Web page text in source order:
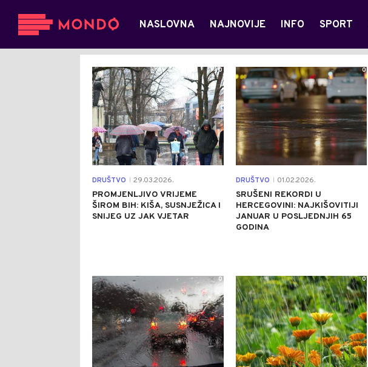
NASLOVNA NAJNOVIJE INFO SPORT
DRUŠTVO 29.03.2026.
PROMJENLJIVO VRIJEME
ŠIROM BIH: KIŠA, SUSNJEŽICA I
SNIJEG UZ JAK VJETAR
0
DRUŠTVO 01.02.2026.
SRUŠENI REKORDI U
HERCEGOVINI: NAJKIŠOVITIJI
JANUAR U POSLJEDNJIH 65
GODINA
0
0 0